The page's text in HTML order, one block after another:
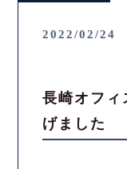
2022/02/24
長崎オフィ
げました